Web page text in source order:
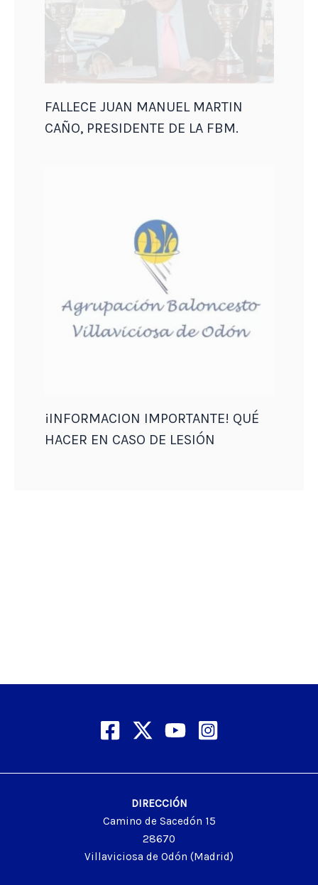
FALLECE JUAN MANUEL MARTIN
CAÑO, PRESIDENTE DE LA FBM.
¡INFORMACION IMPORTANTE! QUÉ
HACER EN CASO DE LESIÓN
DIRECCIÓN
Camino de Sacedón 15
28670
Villaviciosa de Odón (Madrid)